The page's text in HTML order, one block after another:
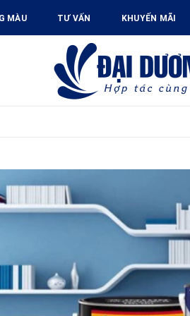
MÀU TƯ VẤN KHUYẾN MÃI